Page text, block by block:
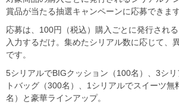
賞品が当たる抽選キャンペーンに応募できます
応募は、100円（税込）購入ごとに発行され
入力するだけ。集めたシリアル数に応じて、
です。
5シリアルでBIGクッション（100名）、3シ
トバッグ（300名）、1シリアルでスイーツ
名）と豪華ラインアップ。